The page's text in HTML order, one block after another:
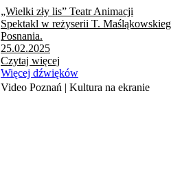
„Wielki zły lis” Teatr Animacji
Spektakl w reżyserii T.
Posnania.
25.02.2025
Czytaj więcej
Więcej dźwięków
Video Poznań | Kultura na ekranie